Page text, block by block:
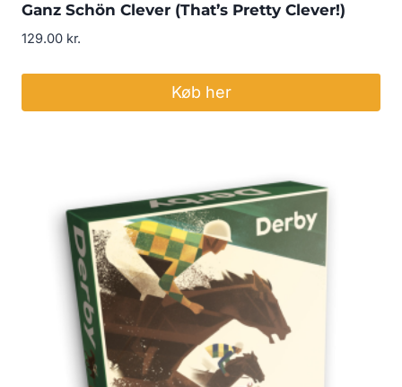
Ganz Schön Clever (That’s Pretty Clever!)
129.00 kr.
Køb her